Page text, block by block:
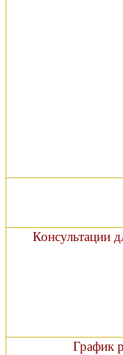
Консультации
График